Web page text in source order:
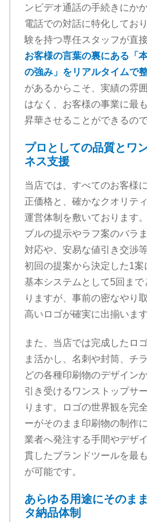
ンビデオ通話の手続きにか
電話での対話に特化してお
験を持つ専任スタッフが直
お客様の言葉の裏にある「
の強み」をリアルタイムで
があるからこそ、実績の雰
はなく、お客様の事業に最
昇華させることができるので
プロとしての品質とワ
ネス支援
当店では、すべてのお客様
正価格と、確かなクオリテ
運営体制を敷いております
プルの提示やラフ案のバラ
対応や、安易な値引き交渉
初回の提案から決定した1案
基本システムとして5回ま
りますが、事前の密なやり
高いロゴが確実に出揃います
また、当店では完成したロ
ま活かし、名刺や封筒、チ
どの各種印刷物のデザイン
引き受けるワンストップサ
ります。ロゴの世界観を完
ーがそのまま印刷物の制作
業者へ発注する手間やデザ
貫したブランドツールを最
が可能です。
あらゆる用途にそのま
タ納品体制